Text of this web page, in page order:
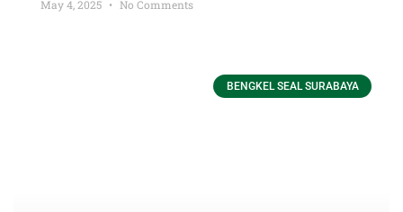
May 4, 2025 No Comments
BENGKEL SEAL SURABAYA